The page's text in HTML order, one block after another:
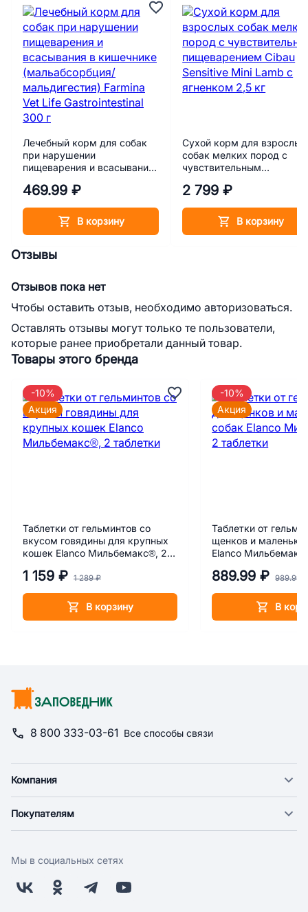
Лечебный корм для собак
при нарушении
пищеварения и всасывания
(мальабсорбция/
Life Gastrointestinal 300 г
469.99 ₽
В корзину
Сухой корм для взрослых
собак мелких пород с
чувствительным
Sensitive Mini Lamb с
2 799 ₽
В корзину
Товары этого бренда
Таблетки от гельминтов со
вкусом говядины для крупных
кошек Elanco Мильбемакс®, 2
1 159 ₽ 1 289 ₽
В корзину
-10%
Акция
Таблетки от
щенков и
Elanco
889.99 ₽ 989.99
В
-10%
Акция
Отзывы
Отзывов пока нет
Чтобы оставить отзыв, необходимо авторизоваться.
Оставлять отзывы могут только те пользователи,
которые ранее приобретали данный товар.
8 800 333-03-61 Все способы связи
Компания
Новости
Поставщикам
Заводчикам
Покупателям
Оплата
Бонусная программа
Мы в социальных сетях